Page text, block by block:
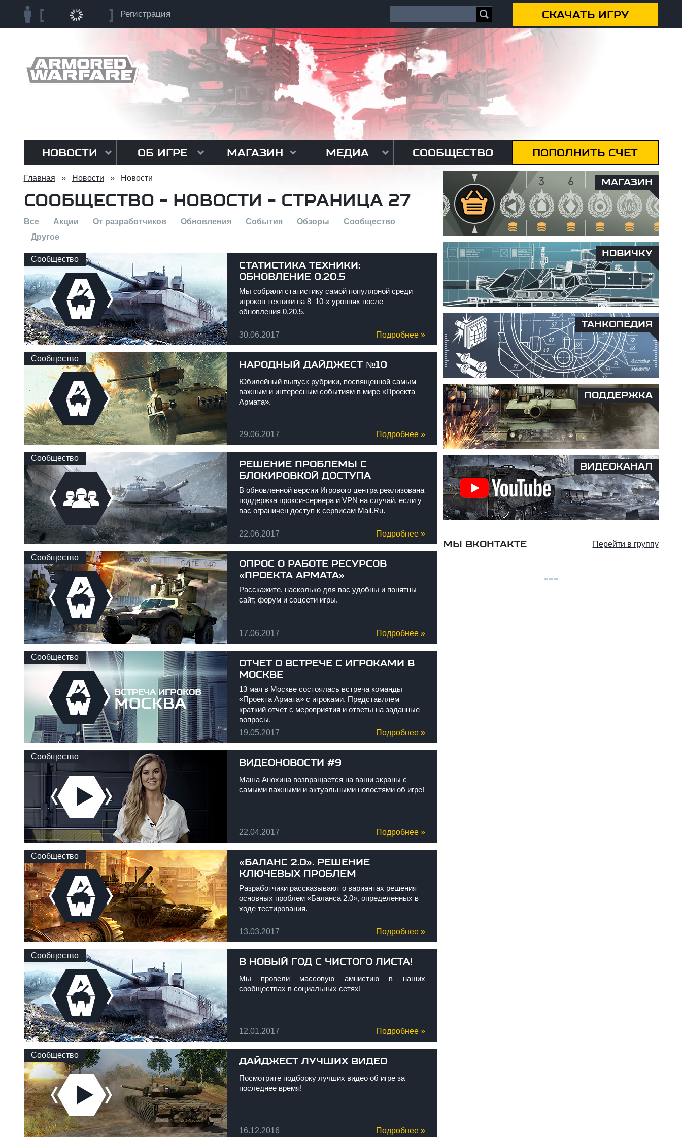
Регистрация СКАЧАТЬ ИГРУ
НОВОСТИ ОБ ИГРЕ МАГАЗИН МЕДИА СООБЩЕСТВО ПОПОЛНИТЬ СЧЕТ
Главная » Новости » Новости
СООБЩЕСТВО - НОВОСТИ - СТРАНИЦА 27
Все Акции От разработчиков Обновления События Обзоры
Сообщество
Другое
Подробнее »
СТАТИСТИКА ТЕХНИКИ:
ОБНОВЛЕНИЕ 0.20.5
30.06.2017
Мы собрали статистику самой популярной среди
игроков техники на 8–10-х уровнях после
обновления 0.20.5.
Сообщество
Подробнее »
НАРОДНЫЙ ДАЙДЖЕСТ №10
29.06.2017
Юбилейный выпуск рубрики, посвященной самым
важным и интересным событиям в мире «Проекта
Армата».
Сообщество
Подробнее »
РЕШЕНИЕ ПРОБЛЕМЫ С
БЛОКИРОВКОЙ ДОСТУПА
22.06.2017
В обновленной версии Игрового центра реализована
поддержка прокси-сервера и VPN на случай, если у
вас ограничен доступ к сервисам Mail.Ru.
Сообщество
Подробнее »
ОПРОС О РАБОТЕ РЕСУРСОВ
«ПРОЕКТА АРМАТА»
17.06.2017
Расскажите, насколько для вас удобны и понятны
сайт, форум и соцсети игры.
Сообщество
Подробнее »
ОТЧЕТ О ВСТРЕЧЕ С ИГРОКАМИ В
МОСКВЕ
19.05.2017
13 мая в Москве состоялась встреча команды
«Проекта Армата» с игроками. Представляем
краткий отчет с мероприятия и ответы на заданные
вопросы.
Сообщество
Подробнее »
ВИДЕОНОВОСТИ #9
22.04.2017
Маша Анохина возвращается на ваши экраны с
самыми важными и актуальными новостями об игре!
Сообщество
Подробнее »
«БАЛАНС 2.0». РЕШЕНИЕ
КЛЮЧЕВЫХ ПРОБЛЕМ
13.03.2017
Разработчики рассказывают о вариантах решения
основных проблем «Баланса 2.0», определенных в
ходе тестирования.
Сообщество
Подробнее »
В НОВЫЙ ГОД С ЧИСТОГО ЛИСТА!
12.01.2017
Мы провели массовую амнистию в наших
сообществах в социальных сетях!
Сообщество
Подробнее »
ДАЙДЖЕСТ ЛУЧШИХ ВИДЕО
16.12.2016
Посмотрите подборку лучших видео об игре за
последнее время!
Сообщество
МАГАЗИН
НОВИЧКУ
ТАНКОПЕДИЯ
ПОДДЕРЖКА
ВИДЕОКАНАЛ
МЫ ВКОНТАКТЕ Перейти в группу